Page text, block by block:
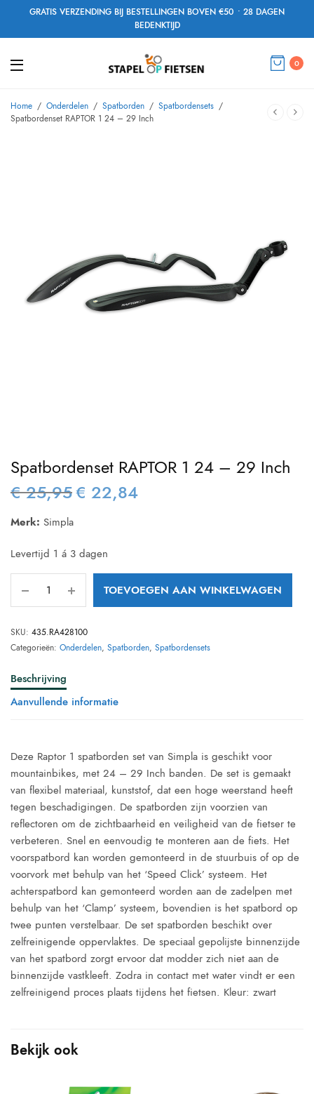
GRATIS VERZENDING BIJ BESTELLINGEN BOVEN €50 • 28 DAGEN
BEDENKTIJD
0
Home / Onderdelen / Spatborden / Spatbordensets /
Spatbordenset RAPTOR 1 24 – 29 Inch
Spatbordenset RAPTOR 1 24 – 29 Inch
€25,95 Oorspronkelijke
€ 22,84Huidige
Merk: Simpla
Levertijd 1 á 3 dagen
TOEVOEGEN AAN WINKELWAGEN
SKU: 435.RA428100
Categorieën: Onderdelen, Spatborden, Spatbordensets
Beschrijving
Aanvullende informatie
Deze Raptor 1 spatborden set van Simpla is geschikt voor
mountainbikes, met 24 – 29 Inch banden. De set is gemaakt
van flexibel materiaal, kunststof, dat een hoge weerstand heeft
tegen beschadigingen. De spatborden zijn voorzien van
reflectoren om de zichtbaarheid en veiligheid van de fietser te
verbeteren. Snel en eenvoudig te monteren aan de fiets. Het
voorspatbord kan worden gemonteerd in de stuurbuis of op de
voorvork met behulp van het ‘Speed Click’ systeem. Het
achterspatbord kan gemonteerd worden aan de zadelpen met
behulp van het ‘Clamp’ systeem, bovendien is het spatbord op
twee punten verstelbaar. De set spatborden beschikt over
zelfreinigende oppervlaktes. De speciaal gepolijste binnenzijde
van het spatbord zorgt ervoor dat modder zich niet aan de
binnenzijde vastkleeft. Zodra in contact met water vindt er een
zelfreinigend proces plaats tijdens het fietsen. Kleur: zwart
Bekijk ook